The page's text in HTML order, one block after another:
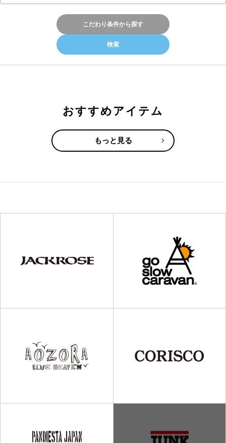
こだわり条件から探す
おすすめアイテム
もっと見る